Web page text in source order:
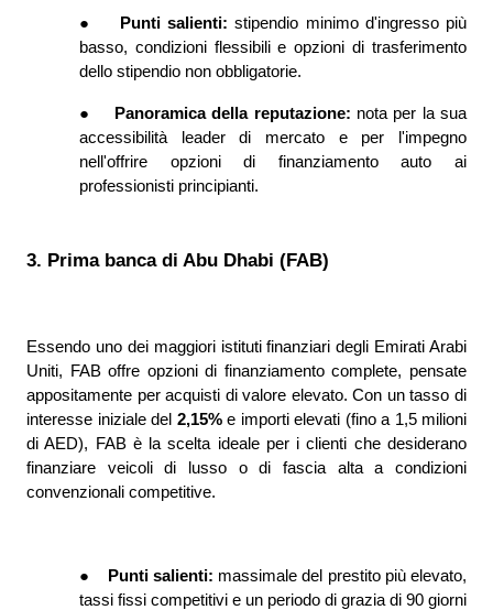
● Punti salienti: stipendio minimo d'ingresso più
basso, condizioni flessibili e opzioni di trasferimento
dello stipendio non obbligatorie.
● Panoramica della reputazione: nota per la sua
accessibilità leader di mercato e per l'impegno
nell'offrire opzioni di finanziamento auto ai
professionisti principianti.
3. Prima banca di Abu Dhabi (FAB)
Essendo uno dei maggiori istituti finanziari degli Emirati Arabi
Uniti, FAB offre opzioni di finanziamento complete, pensate
appositamente per acquisti di valore elevato. Con un tasso di
interesse iniziale del 2,15% e importi elevati (fino a 1,5 milioni
di AED), FAB è la scelta ideale per i clienti che desiderano
finanziare veicoli di lusso o di fascia alta a condizioni
convenzionali competitive.
● Punti salienti: massimale del prestito più elevato,
tassi fissi competitivi e un periodo di grazia di 90 giorni